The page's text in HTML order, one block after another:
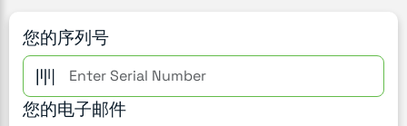
您的序列号
您的电子邮件